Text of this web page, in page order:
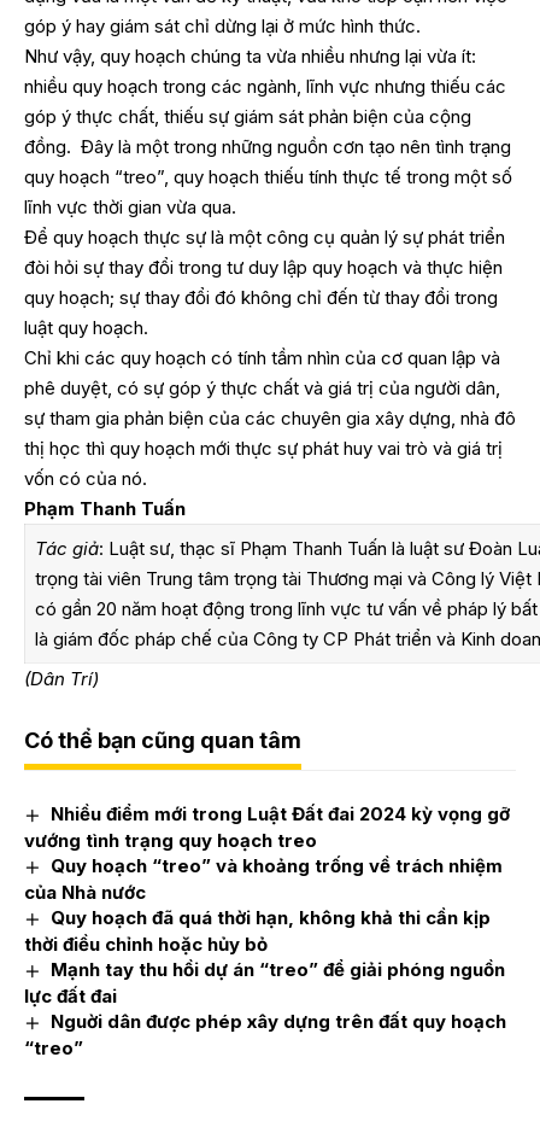
góp ý hay giám sát chỉ dừng lại ở mức hình thức.
Như vậy, quy hoạch chúng ta vừa nhiều nhưng lại vừa ít:
nhiều quy hoạch trong các ngành, lĩnh vực nhưng thiếu các
góp ý thực chất, thiếu sự giám sát phản biện của cộng
đồng. Đây là một trong những nguồn cơn tạo nên tình trạng
quy hoạch “treo”, quy hoạch thiếu tính thực tế trong một số
lĩnh vực thời gian vừa qua.
Để quy hoạch thực sự là một công cụ quản lý sự phát triển
đòi hỏi sự thay đổi trong tư duy lập quy hoạch và thực hiện
quy hoạch; sự thay đổi đó không chỉ đến từ thay đổi trong
luật quy hoạch.
Chỉ khi các quy hoạch có tính tầm nhìn của cơ quan lập và
phê duyệt, có sự góp ý thực chất và giá trị của người dân,
sự tham gia phản biện của các chuyên gia xây dựng, nhà đô
thị học thì quy hoạch mới thực sự phát huy vai trò và giá trị
vốn có của nó.
Phạm Thanh Tuấn
Tác giả: Luật sư, thạc sĩ Phạm Thanh Tuấn là luật sư Đoàn
trọng tài viên Trung tâm trọng tài Thương mại và Công lý Việt
có gần 20 năm hoạt động trong lĩnh vực tư vấn về pháp lý
là giám đốc pháp chế của Công ty CP Phát triển và Kinh
(Dân Trí)
Có thể bạn cũng quan tâm
Nhiều điểm mới trong Luật Đất đai 2024 kỳ vọng gỡ
vướng tình trạng quy hoạch treo
Quy hoạch “treo” và khoảng trống về trách nhiệm
của Nhà nước
Quy hoạch đã quá thời hạn, không khả thi cần kịp
thời điều chỉnh hoặc hủy bỏ
Mạnh tay thu hồi dự án “treo” để giải phóng nguồn
lực đất đai
Nguời dân được phép xây dựng trên đất quy hoạch
“treo”